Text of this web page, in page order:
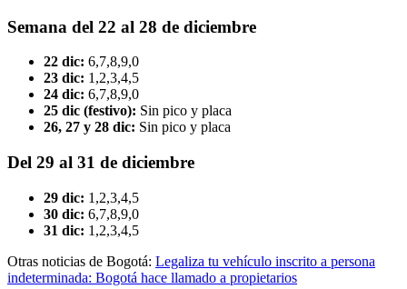
Semana del 22 al 28 de diciembre
22 dic: 6,7,8,9,0
23 dic: 1,2,3,4,5
24 dic: 6,7,8,9,0
25 dic (festivo): Sin pico y placa
26, 27 y 28 dic: Sin pico y placa
Del 29 al 31 de diciembre
29 dic: 1,2,3,4,5
30 dic: 6,7,8,9,0
31 dic: 1,2,3,4,5
Otras noticias de Bogotá: Legaliza tu vehículo inscrito a persona
indeterminada: Bogotá hace llamado a propietarios